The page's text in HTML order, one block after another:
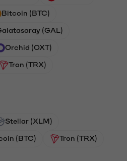
Bitcoin (BTC)
(GAL)
Orchid (OXT)
Tron (TRX)
Stellar (XLM)
(BTC) Tron (TRX)